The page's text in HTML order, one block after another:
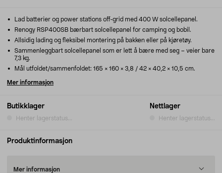
Butikklager
Henter lagerstatus...
Nettlager
Henter lagerstatus...
Lad batterier og power stations off-grid med 400 W solcellepanel.
Renogy RSP400SB bærbart solcellepanel for camping og bobil.
Allsidig lading og fleksibel montering på bakken eller på kjøretøy.
Sammenleggbart solcellepanel som er lett å bære med seg – veier bare
7,3 kg.
Mål utfoldet/sammenfoldet: 165 × 160 × 3,8 / 42 × 40,2 × 10,5 cm.
Mer informasjon
Produktinformasjon
Mer informasjon